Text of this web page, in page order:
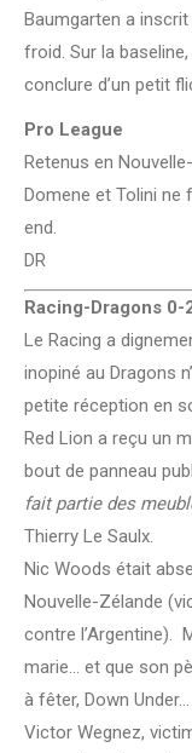
Baumgarten a
froid. Sur la
conclure d’un petit
Pro League
Retenus en
Domene et Tolini ne
end.
DR
Racing-Dragons 0-
Le Racing a
inopiné au Dragons
petite réception en
Red Lion a reçu un
bout de panneau
fait partie des
Thierry Le Saulx.
Nic Woods était
Nouvelle-Zélande
contre l’Argentine).
marie… et que son
à fêter, Down Under…
Victor Wegnez,